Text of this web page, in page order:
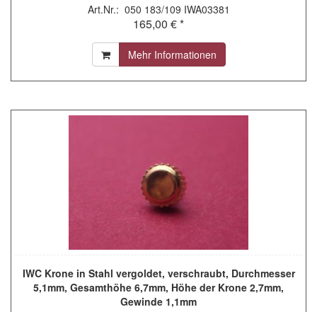
Art.Nr.: 050 183/109 IWA03381
165,00 € *
Mehr Informationen
IWC Krone in Stahl vergoldet, verschraubt, Durchmesser
5,1mm, Gesamthöhe 6,7mm, Höhe der Krone 2,7mm,
Gewinde 1,1mm